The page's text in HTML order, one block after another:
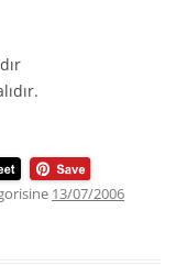
13/07/2006